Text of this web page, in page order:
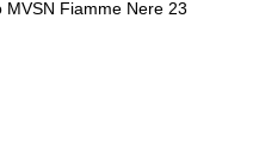
Fiamme Nere 23